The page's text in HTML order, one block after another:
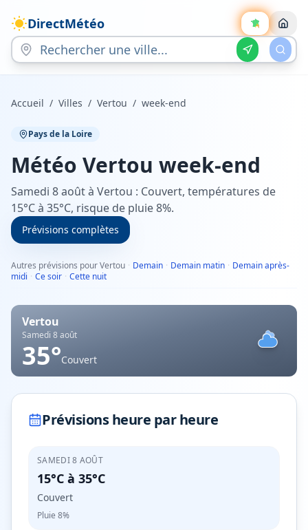
DirectMétéo
Accueil / Villes / Vertou / week-end
Pays de la Loire
Météo Vertou week-end
Samedi 8 août à Vertou : Couvert, températures de
15°C à 35°C, risque de pluie 8%.
Prévisions complètes
Autres prévisions pour Vertou · Demain · Demain matin · Demain après-
midi · Ce soir · Cette nuit
Vertou
Samedi 8 août
35°Couvert
Prévisions heure par heure
SAMEDI 8 AOÛT
15°C à 35°C
Couvert
Pluie 8%